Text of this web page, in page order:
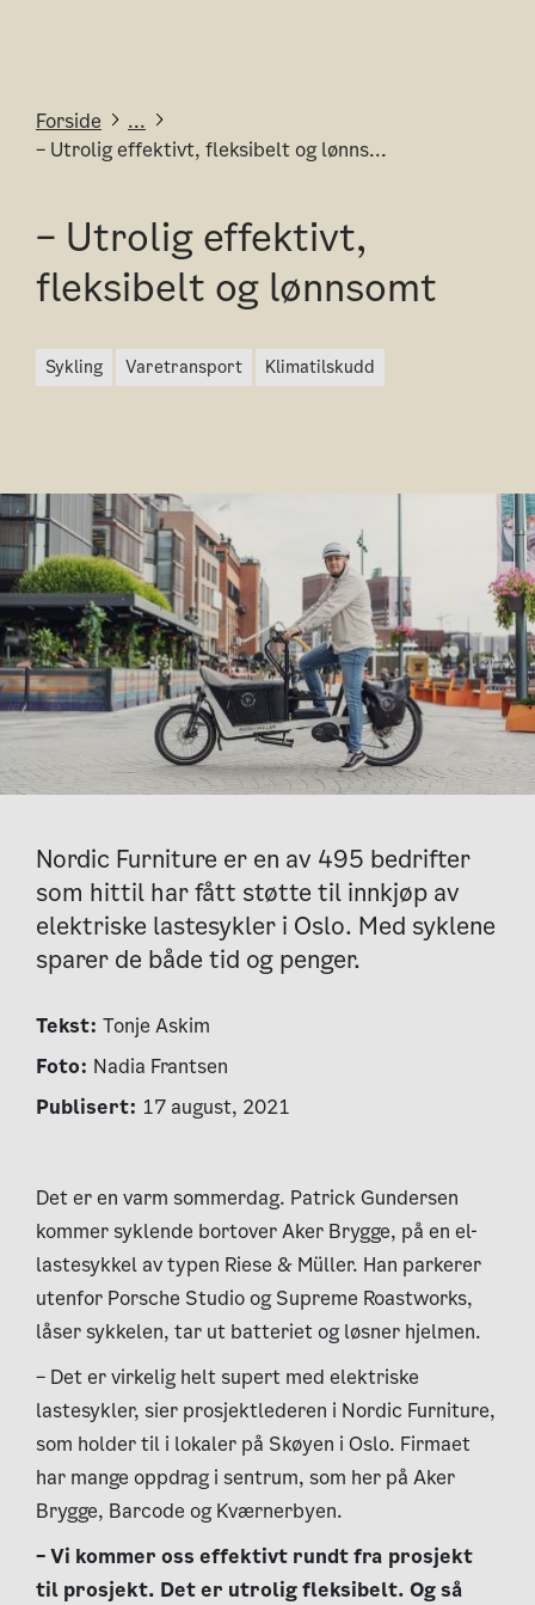
Forside
...
– Utrolig effektivt, fleksibelt og lønns...
– Utrolig effektivt,
fleksibelt og lønnsomt
sykling varetransport klimatilskudd
Nordic Furniture er en av 495 bedrifter
som hittil har fått støtte til innkjøp av
elektriske lastesykler i Oslo. Med syklene
sparer de både tid og penger.
Tekst: Tonje Askim
Foto: Nadia Frantsen
Publisert: 17 august, 2021
Det er en varm sommerdag. Patrick Gundersen
kommer syklende bortover Aker Brygge, på en el-
lastesykkel av typen Riese & Müller. Han parkerer
utenfor Porsche Studio og Supreme Roastworks,
låser sykkelen, tar ut batteriet og løsner hjelmen.
– Det er virkelig helt supert med elektriske
lastesykler, sier prosjektlederen i Nordic Furniture,
som holder til i lokaler på Skøyen i Oslo. Firmaet
har mange oppdrag i sentrum, som her på Aker
Brygge, Barcode og Kværnerbyen.
– Vi kommer oss effektivt rundt fra prosjekt
til prosjekt. Det er utrolig fleksibelt. Og så